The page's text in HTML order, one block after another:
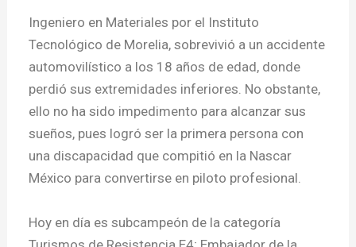
Ingeniero en Materiales por el Instituto
Tecnológico de Morelia, sobrevivió a un accidente
automovilístico a los 18 años de edad, donde
perdió sus extremidades inferiores. No obstante,
ello no ha sido impedimento para alcanzar sus
sueños, pues logró ser la primera persona con
una discapacidad que compitió en la Nascar
México para convertirse en piloto profesional.
Hoy en día es subcampeón de la categoría